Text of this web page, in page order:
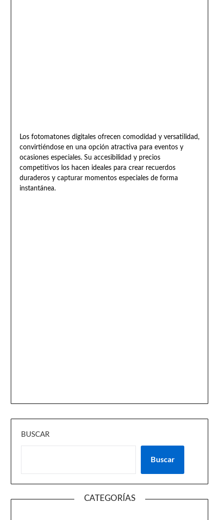
Los fotomatones digitales ofrecen comodidad y versatilidad,
convirtiéndose en una opción atractiva para eventos y
ocasiones especiales. Su accesibilidad y precios
competitivos los hacen ideales para crear recuerdos
duraderos y capturar momentos especiales de forma
instantánea.
BUSCAR
Buscar
CATEGORÍAS